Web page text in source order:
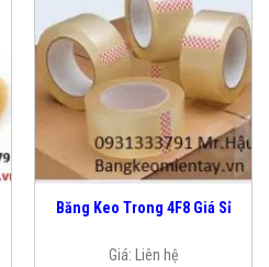
Băng Keo Trong 4F8 Giá Sỉ
Giá: Liên hệ